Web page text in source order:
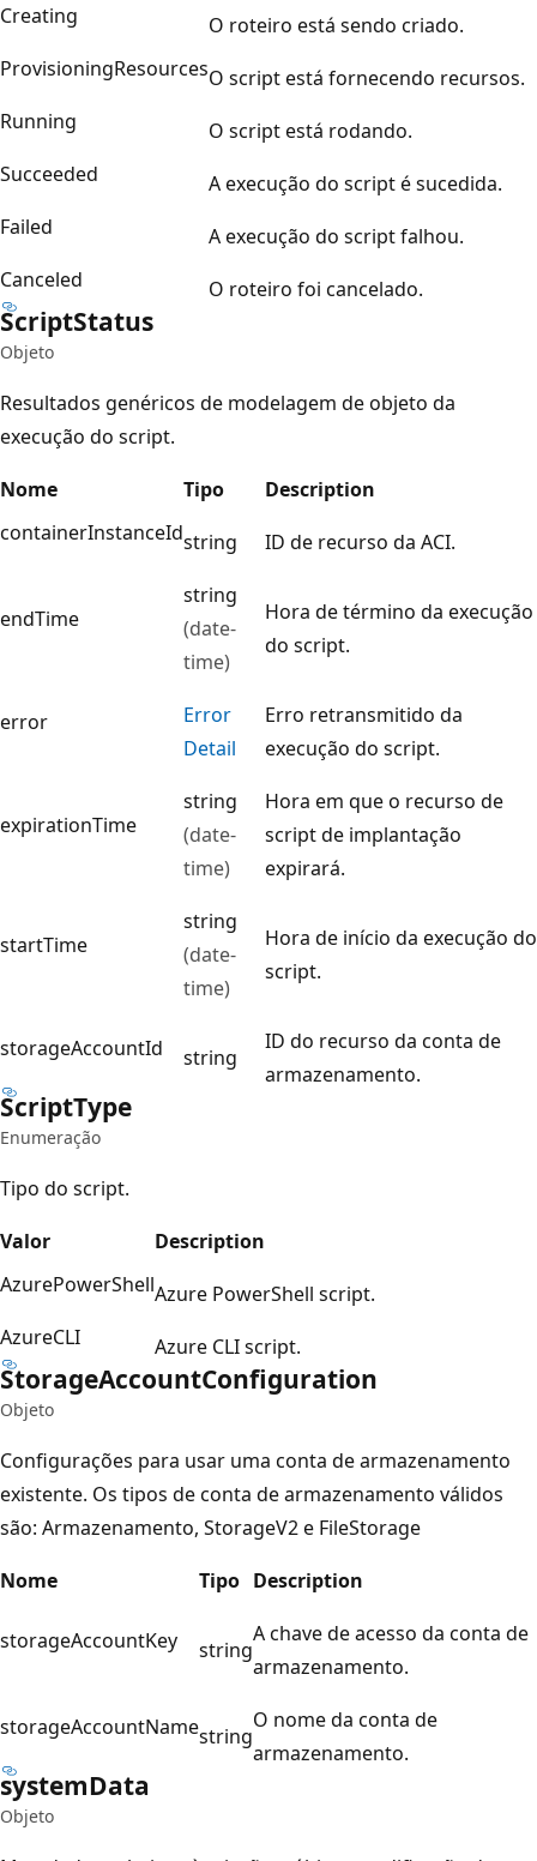
Creating
O roteiro está sendo criado.
ProvisioningResourcesO script está fornecendo recursos.
Running
O script está rodando.
Succeeded
A execução do script é sucedida.
Failed
A execução do script falhou.
Canceled
O roteiro foi cancelado.
ScriptStatus
Objeto
Resultados genéricos de modelagem de objeto da
execução do script.
Nome
Tipo
Description
containerInstanceIdstring ID de recurso da ACI.
endTime
string
(date-
time)
Hora de término da execução
do script.
error
Error
Detail
Erro retransmitido da
execução do script.
expirationTime
string
(date-
time)
Hora em que o recurso de
script de implantação
expirará.
startTime
string
(date-
time)
Hora de início da execução do
script.
storageAccountId string
ID do recurso da conta de
armazenamento.
ScriptType
Enumeração
Tipo do script.
Valor
Description
AzurePowerShellAzure PowerShell script.
AzureCLI
Azure CLI script.
StorageAccountConfiguration
Objeto
Configurações para usar uma conta de armazenamento
existente. Os tipos de conta de armazenamento válidos
são: Armazenamento, StorageV2 e FileStorage
Nome
Tipo Description
storageAccountKey string
A chave de acesso da conta de
armazenamento.
storageAccountNamestring
O nome da conta de
armazenamento.
systemData
Objeto